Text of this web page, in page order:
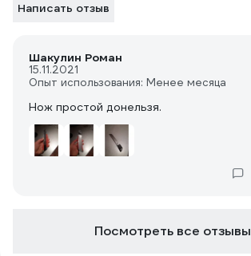
Написать отзыв
Шакулин Роман
15.11.2021
Опыт использования: Менее месяца
Нож простой донельзя.
Посмотреть все отзывы